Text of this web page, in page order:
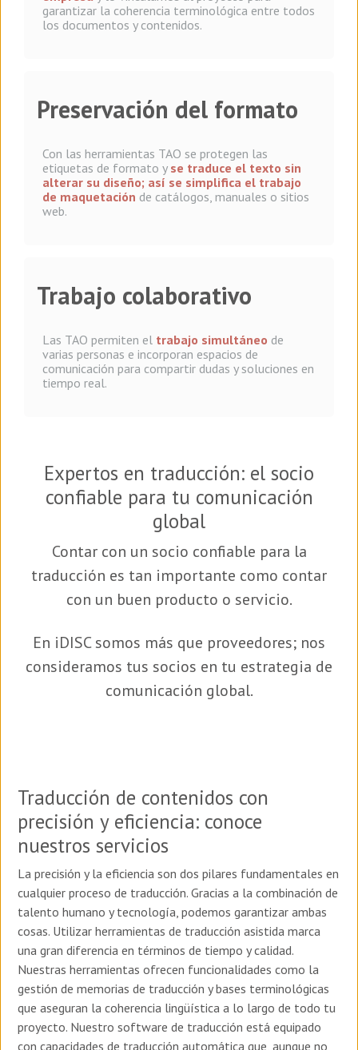
garantizar la coherencia terminológica entre todos
los documentos y contenidos.
Preservación del formato
Con las herramientas TAO se protegen las
etiquetas de formato y se traduce el texto sin
alterar su diseño; así se simplifica el trabajo
de maquetación de catálogos, manuales o sitios
web.
Trabajo colaborativo
Las TAO permiten el trabajo simultáneo de
varias personas e incorporan espacios de
comunicación para compartir dudas y soluciones en
tiempo real.
Expertos en traducción: el socio
confiable para tu comunicación
global
Contar con un socio confiable para la
traducción es tan importante como contar
con un buen producto o servicio.
En iDISC somos más que proveedores; nos
consideramos tus socios en tu estrategia de
comunicación global.
Traducción de contenidos con
precisión y eficiencia: conoce
nuestros servicios
La precisión y la eficiencia son dos pilares fundamentales en
cualquier proceso de traducción. Gracias a la combinación de
talento humano y tecnología, podemos garantizar ambas
cosas. Utilizar herramientas de traducción asistida marca
una gran diferencia en términos de tiempo y calidad.
Nuestras herramientas ofrecen funcionalidades como la
gestión de memorias de traducción y bases terminológicas
que aseguran la coherencia lingüística a lo largo de todo tu
proyecto. Nuestro software de traducción está equipado
con capacidades de traducción automática que, aunque no